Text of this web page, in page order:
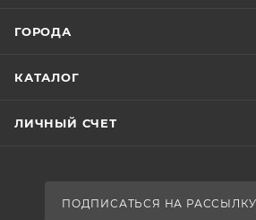
ГОРОДА
КАТАЛОГ
ЛИЧНЫЙ СЧЕТ
ПОДПИСАТЬСЯ НА РАССЫЛКУ